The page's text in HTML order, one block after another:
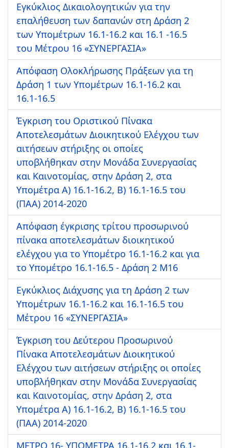
Εγκύκλιος Δικαιολογητικών για την
επαλήθευση των δαπανών στη Δράση 2
των Υπομέτρων 16.1-16.2 και 16.1 -16.5
του Μέτρου 16 «ΣΥΝΕΡΓΑΣΙΑ»
Απόφαση Ολοκλήρωσης Πράξεων για τη
Δράση 1 των Υπομέτρων 16.1-16.2 και
16.1-16.5
Έγκριση του Οριστικού Πίνακα
Αποτελεσμάτων Διοικητικού Ελέγχου των
αιτήσεων στήριξης οι οποίες
υποβλήθηκαν στην Μονάδα Συνεργασίας
και Καινοτομίας, στην Δράση 2, στα
Υπομέτρα Α) 16.1-16.2, Β) 16.1-16.5 του
(ΠΑΑ) 2014-2020
Απόφαση έγκρισης τρίτου προσωρινού
πίνακα αποτελεσμάτων διοικητικού
ελέγχου για το Υπομέτρο 16.1-16.2 και για
το Υπομέτρο 16.1-16.5 - Δράση 2 Μ16
Εγκύκλιος Διάχυσης για τη Δράση 2 των
Υπομέτρων 16.1-16.2 και 16.1-16.5 του
Μέτρου 16 «ΣΥΝΕΡΓΑΣΙΑ»
Έγκριση του Δεύτερου Προσωρινού
Πίνακα Αποτελεσμάτων Διοικητικού
Ελέγχου των αιτήσεων στήριξης οι οποίες
υποβλήθηκαν στην Μονάδα Συνεργασίας
και Καινοτομίας, στην Δράση 2, στα
Υπομέτρα Α) 16.1-16.2, Β) 16.1-16.5 του
(ΠΑΑ) 2014-2020
ΜΕΤΡΟ 16- ΥΠΟΜΕΤΡΑ 16.1-16.2 και 16.1-